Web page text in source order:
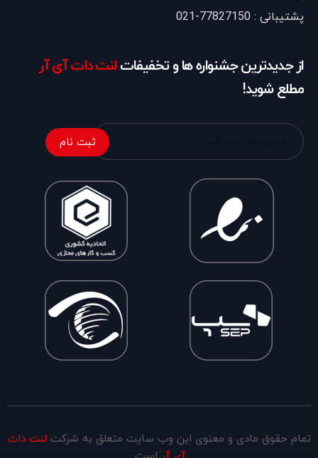
پشتیبانی : 77827150-021
از جدیدترین جشنواره ها و تخفیفاتلنت دات آی آر
مطلع شوید!
ثبت نام
تمام حقوق مادی و معنوی این وب سایت متعلق به شرکت لنت دات